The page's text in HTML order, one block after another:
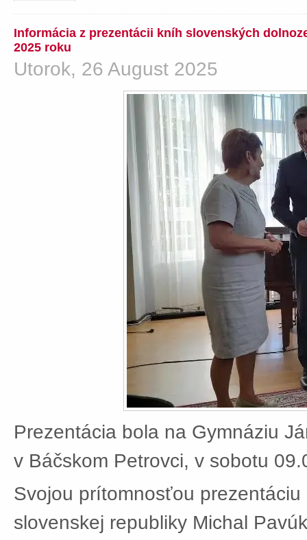
Informácia z prezentácii kníh slovenských
2025 roku
Utorok, 26 August 2025
Prezentácia bola na Gymnáziu
v Báčskom Petrovci, v sobotu
Svojou prítomnosťou
slovenskej republiky Michal